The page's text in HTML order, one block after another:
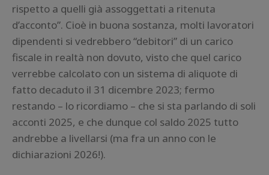
rispetto a quelli già assoggettati a ritenuta
d’acconto”. Cioè in buona sostanza, molti lavoratori
dipendenti si vedrebbero “debitori” di un carico
fiscale in realtà non dovuto, visto che quel carico
verrebbe calcolato con un sistema di aliquote di
fatto decaduto il 31 dicembre 2023; fermo
restando – lo ricordiamo – che si sta parlando di soli
acconti 2025, e che dunque col saldo 2025 tutto
andrebbe a livellarsi (ma fra un anno con le
dichiarazioni 2026!).